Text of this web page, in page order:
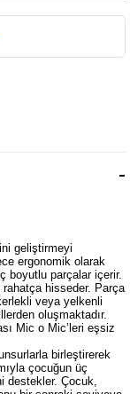
geliştirmeyi
ergonomik olarak
boyutlu parçalar içerir.
hisseder. Parça
veya yelkenli
oluşmaktadır.
Mic o Mic’leri eşsiz
birleştirerek
çocuğun üç
destekler. Çocuk,